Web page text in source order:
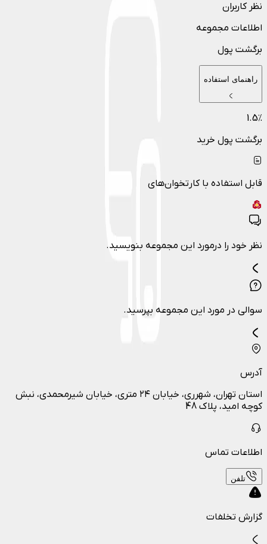
نظر کاربران
اطلاعات مجموعه
برگشت پول
راهنمای استفاده
1.5٪
برگشت پول خرید
قابل استفاده با کارتخوان‌های
نظر خود را درمورد این مجموعه بنویسید.
سوالی در مورد این مجموعه بپرسید.
آدرس
استان تهران، شهرری، خیابان ۲۴ متری، خیابان شیرمحمدی، نبش
کوچه امید، پلاک 48
اطلاعات تماس
تلفن
گزارش تخلفات